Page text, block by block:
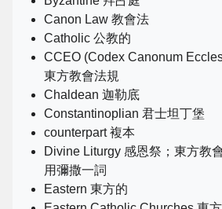
Canon Law 教會法
Catholic 公教的
CCEO (Codex Canonum
東方教會法規
Chaldean 迦勒底
Constantinoplian 君士坦丁堡
counterpart 複本
Divine Liturgy 感恩祭；東方教
用彌撒一詞
Eastern 東方的